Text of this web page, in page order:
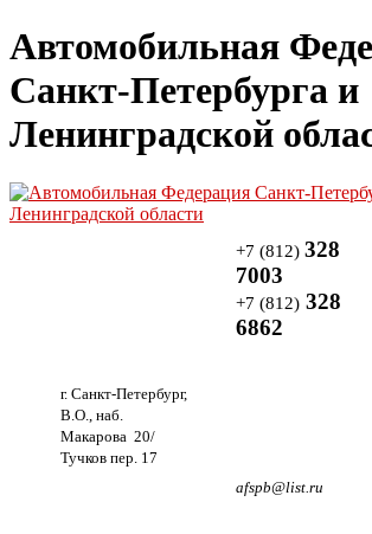
Автомобильная
Санкт-Петербурга и
Ленинградской
г. Санкт-Петербург,
В.О., наб.
Макарова 20/
Тучков пер. 17
+7 (812) 328
7003
+7 (812) 328
6862
afspb@list.ru